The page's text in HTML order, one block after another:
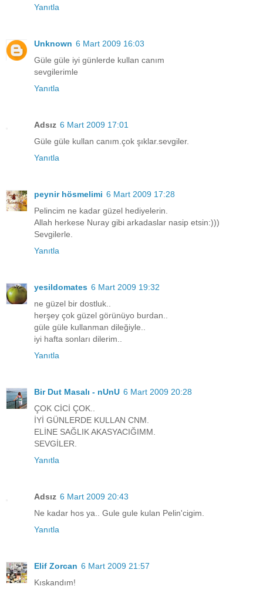
Yanıtla
Unknown 6 Mart 2009 16:03
Güle güle iyi günlerde kullan canım
sevgilerimle
Yanıtla
Adsız 6 Mart 2009 17:01
Güle güle kullan canım.çok şıklar.sevgiler.
Yanıtla
peynir hösmelimi 6 Mart 2009 17:28
Pelincim ne kadar güzel hediyelerin.
Allah herkese Nuray gibi arkadaslar nasip etsin:)))
Sevgilerle.
Yanıtla
yesildomates 6 Mart 2009 19:32
ne güzel bir dostluk..
herşey çok güzel görünüyo burdan..
güle güle kullanman dileğiyle..
iyi hafta sonları dilerim..
Yanıtla
Bir Dut Masalı - nUnU 6 Mart 2009 20:28
ÇOK CİCİ ÇOK..
İYİ GÜNLERDE KULLAN CNM.
ELİNE SAĞLIK AKASYACIĞIMM.
SEVGİLER.
Yanıtla
Adsız 6 Mart 2009 20:43
Ne kadar hos ya.. Gule gule kulan Pelin'cigim.
Yanıtla
Elif Zorcan 6 Mart 2009 21:57
Kıskandım!